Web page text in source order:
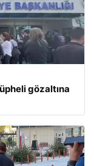
gözaltına